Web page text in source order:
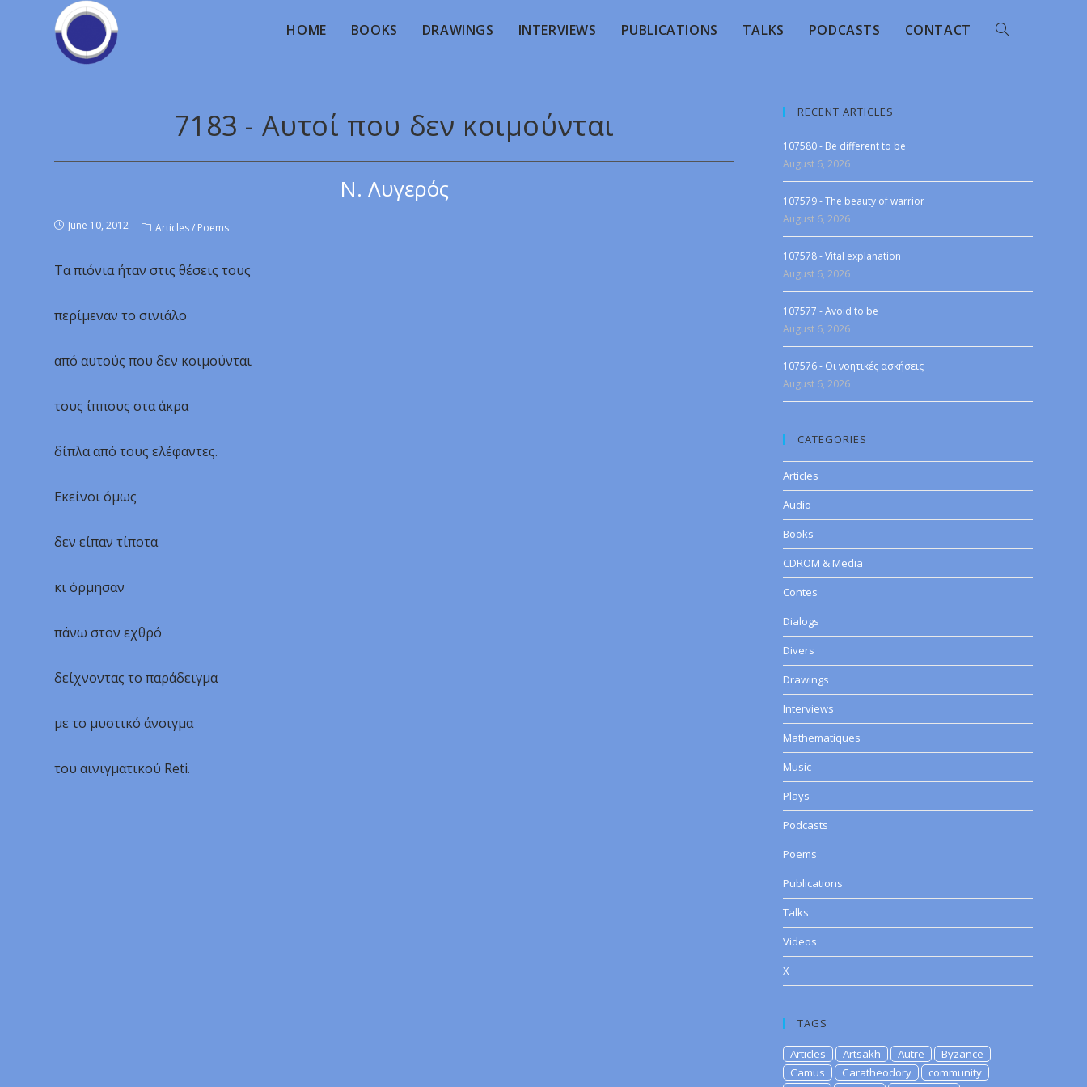
HOME BOOKS DRAWINGS INTERVIEWS PUBLICATIONS TALKS PODCASTS CONTACT
7183 - Αυτοί που δεν κοιμούνται
Ν. Λυγερός
June 10, 2012 Articles/ Poems
Τα πιόνια ήταν στις θέσεις τους
περίμεναν το σινιάλο
από αυτούς που δεν κοιμούνται
τους ίππους στα άκρα
δίπλα από τους ελέφαντες.
Εκείνοι όμως
δεν είπαν τίποτα
κι όρμησαν
πάνω στον εχθρό
δείχνοντας το παράδειγμα
με το μυστικό άνοιγμα
του αινιγματικού Reti.
RECENT ARTICLES
107580 - Be different to be
August 6, 2026
107579 - The beauty of warrior
August 6, 2026
107578 - Vital explanation
August 6, 2026
107577 - Avoid to be
August 6, 2026
107576 - Οι νοητικές ασκήσεις
August 6, 2026
CATEGORIES
Articles
Audio
Books
CDROM & Media
Contes
Dialogs
Divers
Drawings
Interviews
Mathematiques
Music
Plays
Podcasts
Poems
Publications
Talks
Videos
X
TAGS
Articles Artsakh Autre
Byzance
Camus
Caratheodory
community